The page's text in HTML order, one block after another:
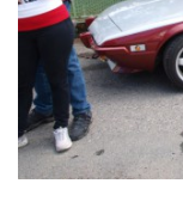
Prvomájová jízda
Old Fiat Club